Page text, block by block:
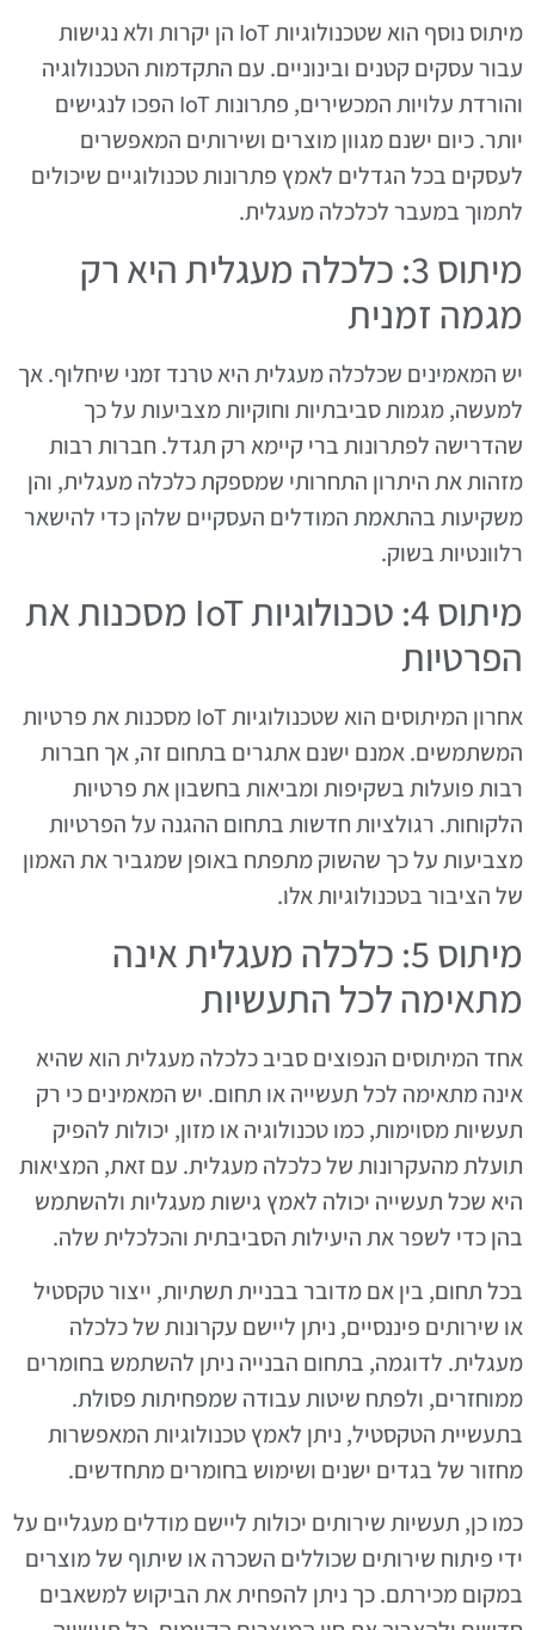
מיתוס נוסף הוא שטכנולוגיות IoT הן יקרות ולא נגישות
עבור עסקים קטנים ובינוניים. עם התקדמות הטכנולוגיה
והורדת עלויות המכשירים, פתרונות IoT הפכו לנגישים
יותר. כיום ישנם מגוון מוצרים ושירותים המאפשרים
לעסקים בכל הגדלים לאמץ פתרונות טכנולוגיים שיכולים
לתמוך במעבר לכלכלה מעגלית.
מיתוס 3: כלכלה מעגלית היא רק
מגמה זמנית
יש המאמינים שכלכלה מעגלית היא טרנד זמני שיחלוף. אך
למעשה, מגמות סביבתיות וחוקיות מצביעות על כך
שהדרישה לפתרונות ברי קיימא רק תגדל. חברות רבות
מזהות את היתרון התחרותי שמספקת כלכלה מעגלית, והן
משקיעות בהתאמת המודלים העסקיים שלהן כדי להישאר
רלוונטיות בשוק.
מיתוס 4: טכנולוגיות IoT מסכנות את
הפרטיות
אחרון המיתוסים הוא שטכנולוגיות IoT מסכנות את פרטיות
המשתמשים. אמנם ישנם אתגרים בתחום זה, אך חברות
רבות פועלות בשקיפות ומביאות בחשבון את פרטיות
הלקוחות. רגולציות חדשות בתחום ההגנה על הפרטיות
מצביעות על כך שהשוק מתפתח באופן שמגביר את האמון
של הציבור בטכנולוגיות אלו.
מיתוס 5: כלכלה מעגלית אינה
מתאימה לכל התעשיות
אחד המיתוסים הנפוצים סביב כלכלה מעגלית הוא שהיא
אינה מתאימה לכל תעשייה או תחום. יש המאמינים כי רק
תעשיות מסוימות, כמו טכנולוגיה או מזון, יכולות להפיק
תועלת מהעקרונות של כלכלה מעגלית. עם זאת, המציאות
היא שכל תעשייה יכולה לאמץ גישות מעגליות ולהשתמש
בהן כדי לשפר את היעילות הסביבתית והכלכלית שלה.
בכל תחום, בין אם מדובר בבניית תשתיות, ייצור טקסטיל
או שירותים פיננסיים, ניתן ליישם עקרונות של כלכלה
מעגלית. לדוגמה, בתחום הבנייה ניתן להשתמש בחומרים
ממוחזרים, ולפתח שיטות עבודה שמפחיתות פסולת.
בתעשיית הטקסטיל, ניתן לאמץ טכנולוגיות המאפשרות
מחזור של בגדים ישנים ושימוש בחומרים מתחדשים.
כמו כן, תעשיות שירותים יכולות ליישם מודלים מעגליים על
ידי פיתוח שירותים שכוללים השכרה או שיתוף של מוצרים
במקום מכירתם. כך ניתן להפחית את הביקוש למשאבים